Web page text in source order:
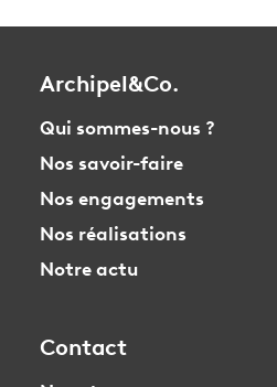
Archipel&Co.
Qui sommes-nous ?
Nos savoir-faire
Nos engagements
Nos réalisations
Notre actu
Contact